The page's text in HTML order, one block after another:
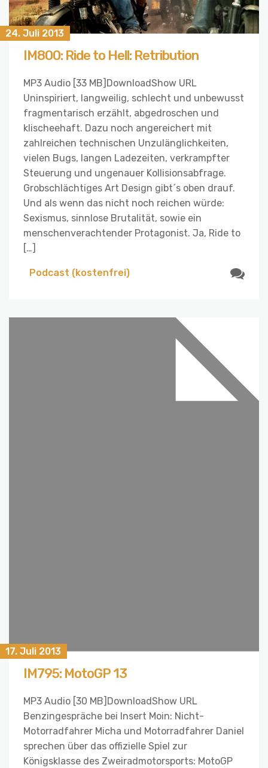
24. Juli 2013
IM800: Ride to Hell: Retribution
MP3 Audio [33 MB]DownloadShow URL
Uninspiriert, langweilig, schlecht und unbewusst
fragmentarisch erzählt, abgedroschen und
klischeehaft. Dazu noch angereichert mit
zahlreichen technischen Unzulänglichkeiten,
vielen Bugs, langen Ladezeiten, verkrampfter
Steuerung und ungenauer Kollisionsabfrage.
Grobschlächtiges Art Design gibt´s oben drauf.
Und als wenn das nicht noch reichen würde:
Sexismus, sinnlose Brutalität, sowie ein
menschenverachtender Protagonist. Ja, Ride to
[…]
Podcast (kostenfrei)
17. Juli 2013
IM795: MotoGP 13
MP3 Audio [30 MB]DownloadShow URL
Benzingespräche bei Insert Moin: Nicht-
Motorradfahrer Micha und Motorradfahrer Daniel
sprechen über das offizielle Spiel zur
Königsklasse des Zweiradmotorsports: MotoGP